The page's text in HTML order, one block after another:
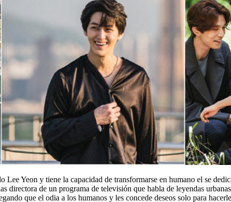
Lee Yeon y tiene la capacidad de transformarse en humano el se
directora de un programa de televisión que habla de leyendas
que el odia a los humanos y les concede deseos solo para